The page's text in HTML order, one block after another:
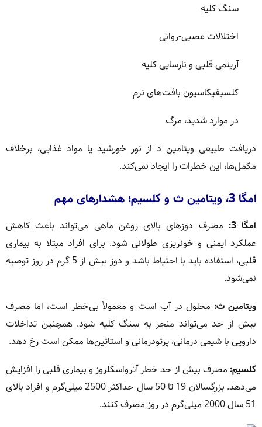
سنگ کلیه
اختلالات عصبی-روانی
آریتمی قلبی و نارسایی کلیه
کلسیفیکاسیون بافت‌های نرم
در موارد شدید، مرگ
دریافت طبیعی ویتامین د از نور خورشید یا مواد غذایی، برخلاف
مکمل‌ها، این خطرات را ایجاد نمی‌کند.
امگا 3، ویتامین ث و کلسیم؛ هشدارهای مهم
امگا 3:
مصرف دوزهای بالای روغن ماهی می‌تواند باعث کاهش
عملکرد ایمنی و خونریزی طولانی شود. برای افراد مبتلا به بیماری
قلبی، استفاده باید با احتیاط باشد و دوز بیش از 5 گرم در روز توصیه
نمی‌شود.
ویتامین ث: محلول در آب است و معمولاً بی‌خطر است، اما مصرف
بیش از حد می‌تواند منجر به سنگ کلیه شود. همچنین تداخلات
دارویی با شیمی درمانی، پرتودرمانی و استاتین‌ها ممکن است رخ دهد.
کلسیم: مصرف بیش از حد خطر آترواسکلروز و بیماری قلبی را افزایش
می‌دهد. بزرگسالان 19 تا 50 سال حداکثر 2500 میلی‌گرم و افراد بالای
51 سال 2000 میلی‌گرم در روز مصرف کنند.